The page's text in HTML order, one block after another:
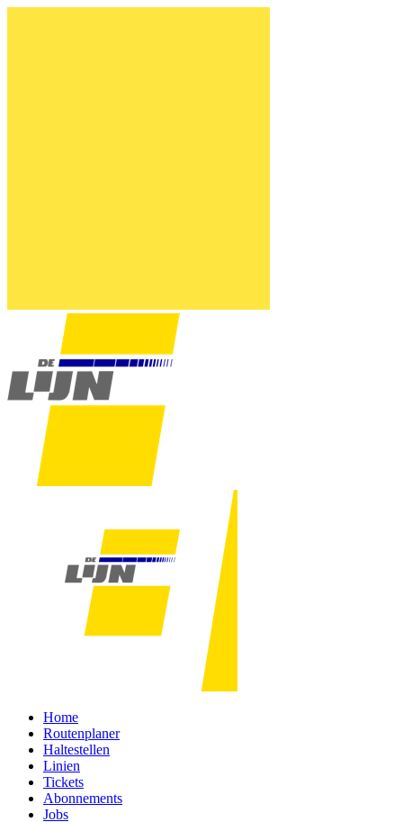
Home
Routenplaner
Haltestellen
Linien
Tickets
Abonnements
Jobs